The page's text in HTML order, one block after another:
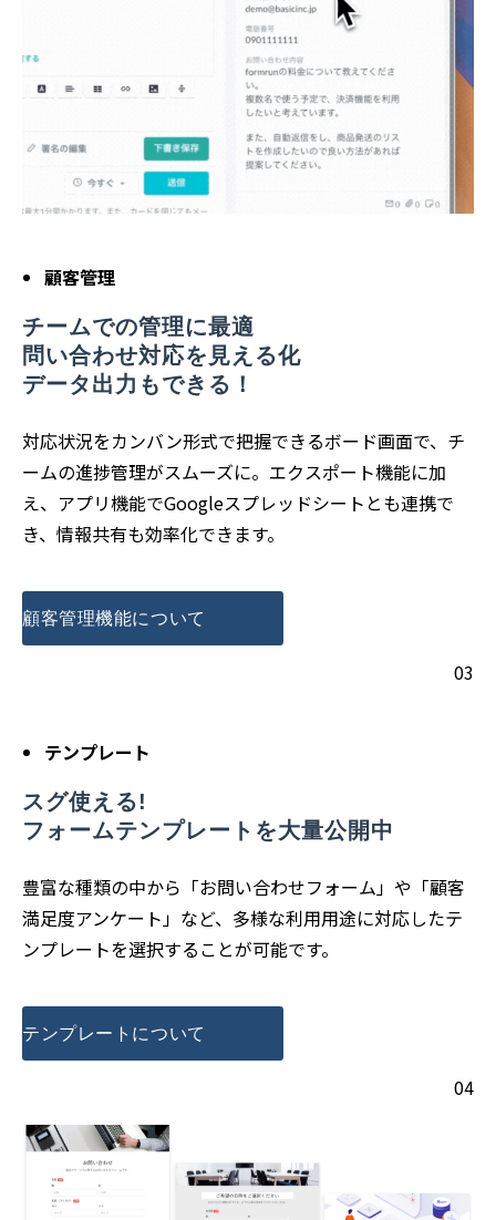
顧客管理
チームでの管理に最適
問い合わせ対応を見える化
データ出力もできる！
対応状況をカンバン形式で把握できるボード画面で、チ
ームの進捗管理がスムーズに。エクスポート機能に加
え、アプリ機能でGoogleスプレッドシートとも連携で
き、情報共有も効率化できます。
顧客管理機能について
03
テンプレート
スグ使える!
フォームテンプレートを大量公開中
豊富な種類の中から「お問い合わせフォーム」や「顧客
満足度アンケート」など、多様な利用用途に対応したテ
ンプレートを選択することが可能です。
テンプレートについて
04